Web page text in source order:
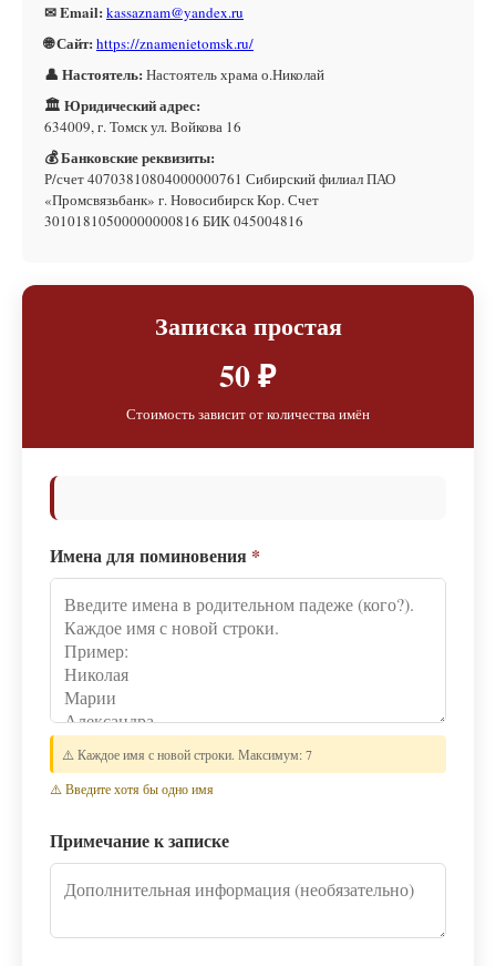
✉ Email: kassaznam@yandex.ru
🌐 Сайт: https://znamenietomsk.ru/
👤 Настоятель: Настоятель храма о.Николай
🏛 Юридический адрес:
634009, г. Томск ул. Войкова 16
💰 Банковские реквизиты:
Р/счет 40703810804000000761 Сибирский филиал ПАО
«Промсвязьбанк» г. Новосибирск Кор. Счет
30101810500000000816 БИК 045004816
Записка простая
50 ₽
Стоимость зависит от количества имён
Имена для поминовения *
⚠️ Каждое имя с новой строки. Максимум: 7
⚠️ Введите хотя бы одно имя
Примечание к записке